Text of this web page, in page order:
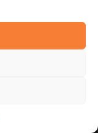
a melhor